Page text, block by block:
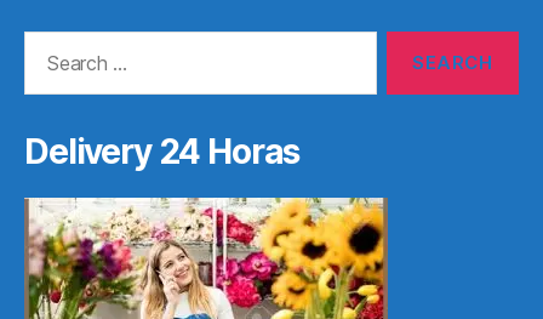
Delivery 24 Horas